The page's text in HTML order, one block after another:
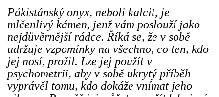
Pákistánský onyx, neboli kalcit, je
mlčenlivý kámen, jenž vám poslouží jako
nejdůvěrnější rádce. Říká se, že v sobě
udržuje vzpomínky na všechno, co ten, kdo
jej nosí, prožil. Lze jej použít v
psychometrii, aby v sobě ukrytý příběh
vyprávěl tomu, kdo dokáže vnímat jeho